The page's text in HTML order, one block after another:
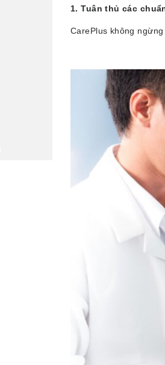
1. Tuân thủ các
CarePlus không